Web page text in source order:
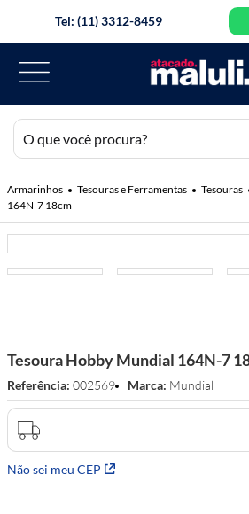
Tel: (11) 3312-8459
O que você procura?
Tesouras e Ferramentas Tesouras
164N-7 18cm
Tesoura Hobby Mundial 164N-7
Referência: 002569 Mundial
Não sei meu CEP
TERMOS MAIS BUSCADOS
2º
botao
3º
fita cetim
agulha mao
7º
agulha croche
8º
9º
tesoura